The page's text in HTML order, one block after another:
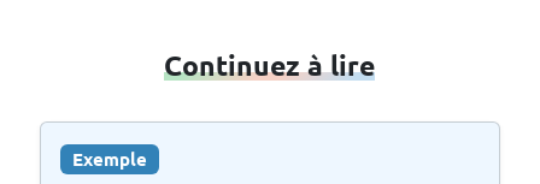
Continuez à lire
Exemple